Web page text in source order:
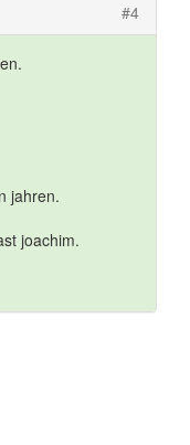
#4
jahren.
joachim.